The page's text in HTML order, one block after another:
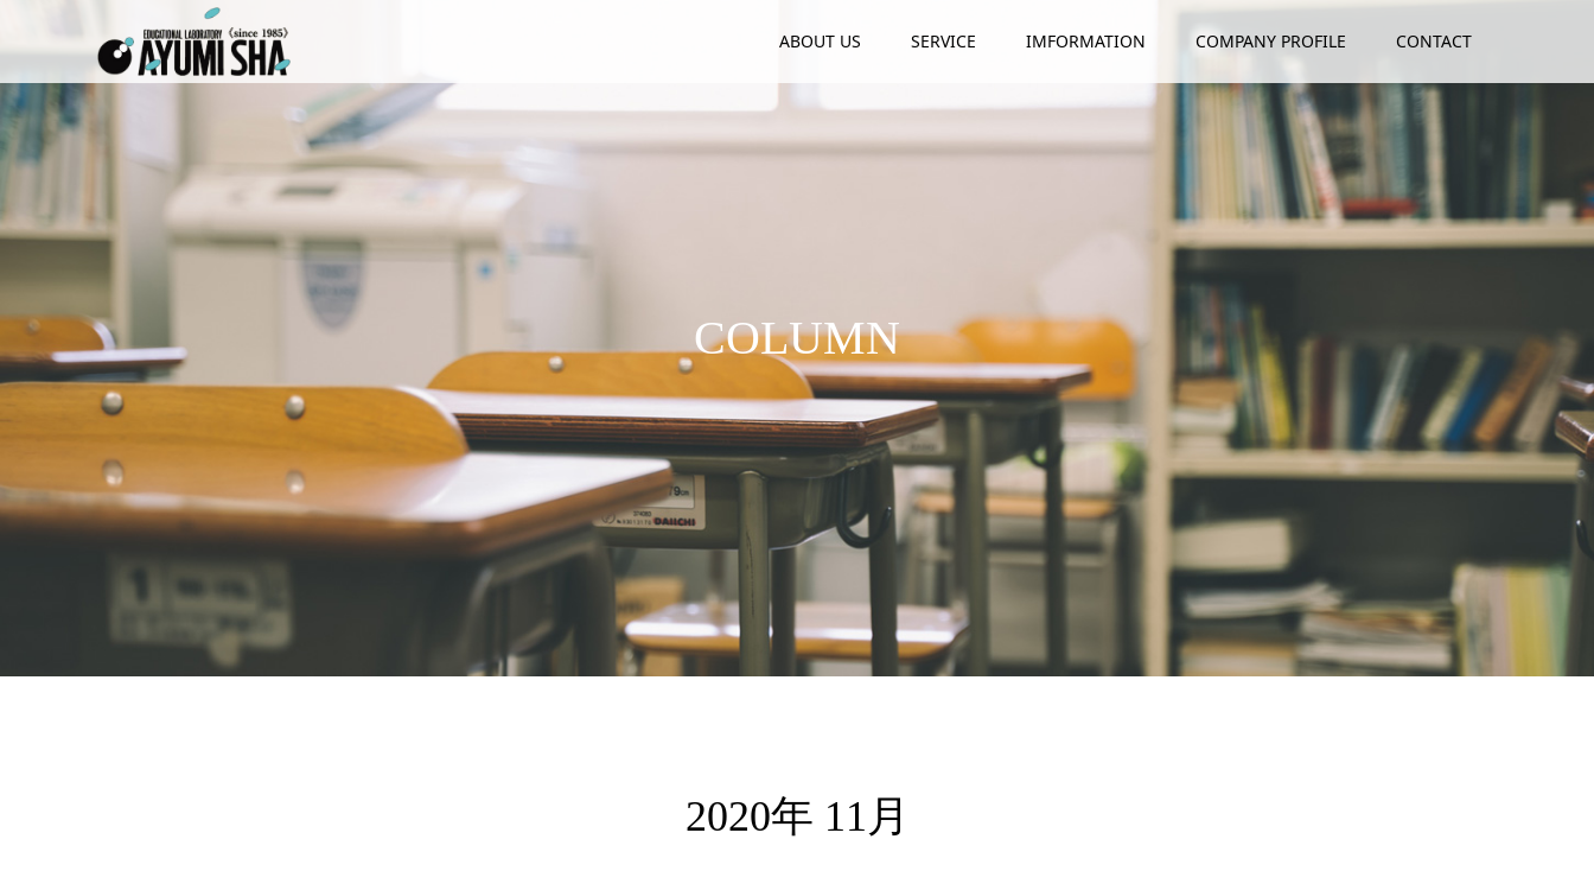
ABOUT US SERVICE IMFORMATION COMPANY PROFILE CONTACT
COLUMN
2020年 11月